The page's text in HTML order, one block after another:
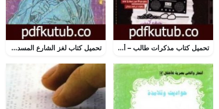
تحميل كتاب مذكرات طالب – أيام زمان PDF تأليف جيف كيني مجانا [كامل] تحميل كتاب لغز الشارع المسدود – سلسلة المغامرون الخمسة: 27 PDF تأليف محمود سالم مجانا [كامل]